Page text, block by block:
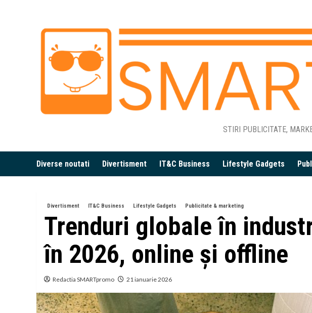
STIRI PUBLICITATE,
Diverse noutati Divertisment IT&C Business Lifestyle Gadgets
Divertisment IT&C Business Lifestyle Gadgets Publicitate & marketing
Trenduri globale în
în 2026, online și offline
Redactia SMARTpromo 21 ianuarie 2026